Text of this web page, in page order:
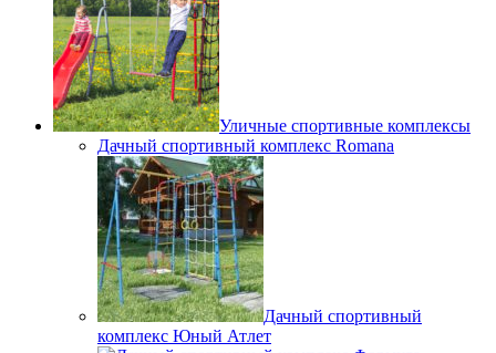
Уличные спортивные комплексы
Дачный спортивный комплекс Romana
Дачный спортивный
комплекс Юный Атлет